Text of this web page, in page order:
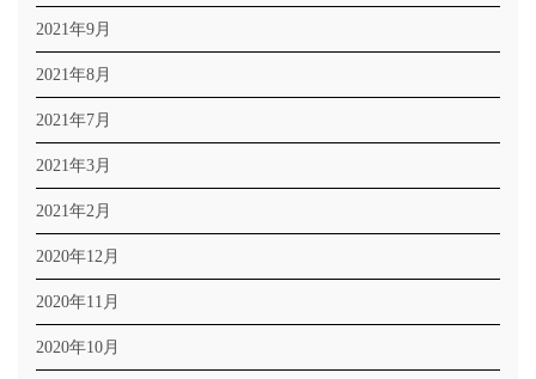
2021年9月
2021年8月
2021年7月
2021年3月
2021年2月
2020年12月
2020年11月
2020年10月